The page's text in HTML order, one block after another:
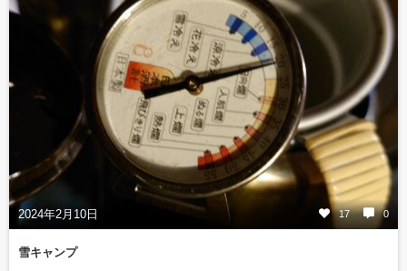
2024年2月10日 17 0
雪キャンプ